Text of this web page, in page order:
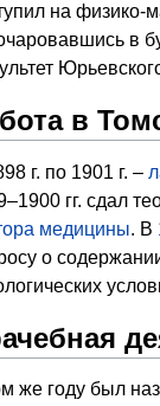
на физико-
в
в
г. по 1901 г. –
гг. сдал
медицины. В
о
же году был